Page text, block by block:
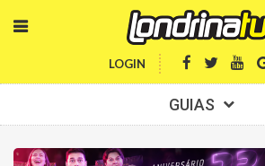
LOGIN
GUIAS